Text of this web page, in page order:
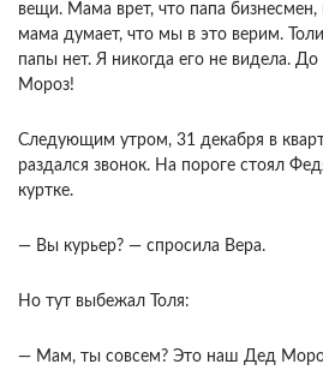
вещи. Мама врет, что папа
мама думает, что мы в это верим.
папы нет. Я никогда его не видела.
Мороз!
Следующим утром, 31 декабря в
раздался звонок. На пороге стоял
куртке.
— Вы курьер? — спросила Вера.
Но тут выбежал Толя:
— Мам, ты совсем? Это наш Дед